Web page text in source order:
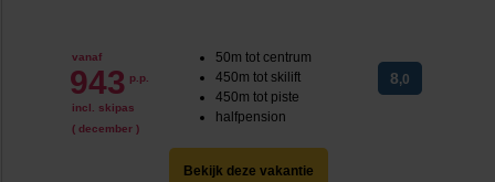
vanaf
943 p.p.
incl. skipas
( december )
50m tot centrum
450m tot skilift
450m tot piste
halfpension
8,0
Bekijk deze vakantie